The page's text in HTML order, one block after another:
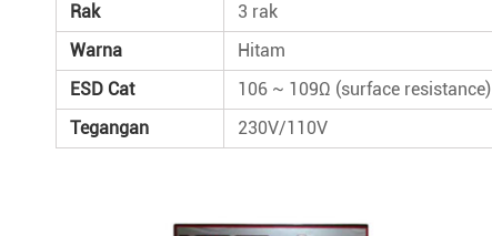
Rak
3 rak
Warna
Hitam
ESD Cat
106 ~ 109Ω (surface resistance)
Tegangan
230V/110V